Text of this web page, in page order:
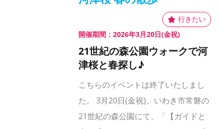
開催期間：2026年3月20日(金祝)
21世紀の森公園ウォークで河
津桜と春探し♪
こちらのイベントは終了いたしまし
た。 3月20日(金祝)、いわき市常磐の
21世紀の森公園にて、「【ガイドと